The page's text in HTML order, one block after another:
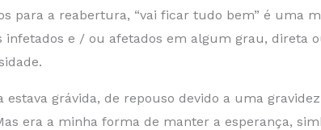
para a reabertura, “vai ficar tudo bem” é uma
infetados e / ou afetados em algum grau, direta
grávida, de repouso devido a uma
era a minha forma de manter a esperança,